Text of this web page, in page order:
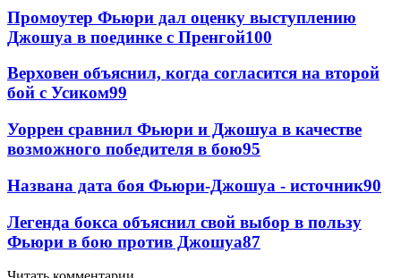
Промоутер Фьюри дал оценку выступлению
Джошуа в поединке с Пренгой100
Верховен объяснил, когда согласится на второй
бой с Усиком99
Уоррен сравнил Фьюри и Джошуа в качестве
возможного победителя в бою95
Названа дата боя Фьюри-Джошуа - источник90
Легенда бокса объяснил свой выбор в пользу
Фьюри в бою против Джошуа87